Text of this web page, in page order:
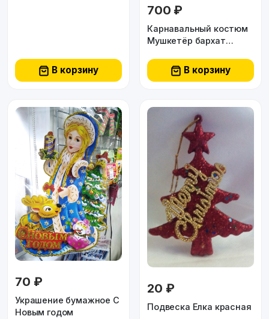
В корзину
700 ₽
Карнавальный костюм
Мушкетёр бархат
В корзину
70 ₽
Украшение бумажное С
Новым годом
20 ₽
Подвеска Елка красная